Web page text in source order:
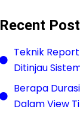
Recent Post
Teknik
Ditinjau
Berapa
Dalam View